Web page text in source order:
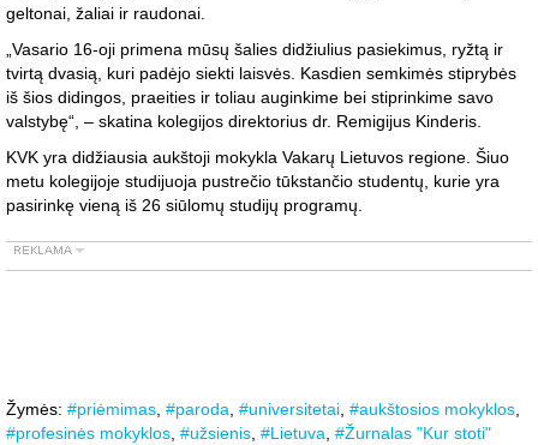
geltonai, žaliai ir raudonai.
„Vasario 16-oji primena mūsų šalies didžiulius pasiekimus, ryžtą ir
tvirtą dvasią, kuri padėjo siekti laisvės. Kasdien semkimės stiprybės
iš šios didingos, praeities ir toliau auginkime bei stiprinkime savo
valstybę“, – skatina kolegijos direktorius dr. Remigijus Kinderis.
KVK yra didžiausia aukštoji mokykla Vakarų Lietuvos regione. Šiuo
metu kolegijoje studijuoja pustrečio tūkstančio studentų, kurie yra
pasirinkę vieną iš 26 siūlomų studijų programų.
Žymės: #priėmimas, #paroda, #universitetai, #aukštosios mokyklos,
#profesinės mokyklos, #užsienis, #Lietuva, #Žurnalas "Kur stoti"